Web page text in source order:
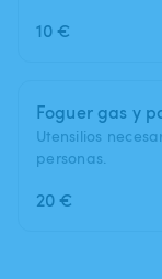
10 €
Foguer gas y
Utensilios
personas.
20 €